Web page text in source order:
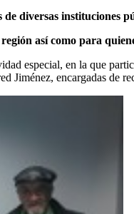
diversas
así como para
especial, en la que
encargadas de